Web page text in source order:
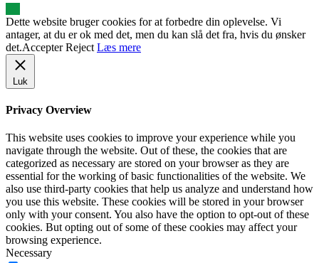
Dette website bruger cookies for at forbedre din oplevelse. Vi
antager, at du er ok med det, men du kan slå det fra, hvis du ønsker
det.Accepter Reject Læs mere
Luk
Privacy Overview
This website uses cookies to improve your experience while you
navigate through the website. Out of these, the cookies that are
categorized as necessary are stored on your browser as they are
essential for the working of basic functionalities of the website. We
also use third-party cookies that help us analyze and understand how
you use this website. These cookies will be stored in your browser
only with your consent. You also have the option to opt-out of these
cookies. But opting out of some of these cookies may affect your
browsing experience.
Necessary